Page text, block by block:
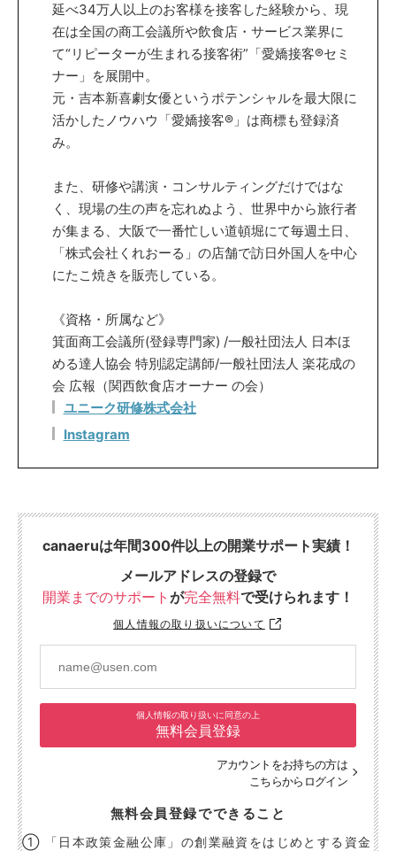
延べ34万人以上のお客様を接客した経験から、現
在は全国の商工会議所や飲食店・サービス業界に
て“リピーターが生まれる接客術”「愛嬌接客®セミ
ナー」を展開中。
元・吉本新喜劇女優というポテンシャルを最大限に
活かしたノウハウ「愛嬌接客®」は商標も登録済
み。
また、研修や講演・コンサルティングだけではな
く、現場の生の声を忘れぬよう、世界中から旅行者
が集まる、大阪で一番忙しい道頓堀にて毎週土日、
「株式会社くれおーる」の店舗で訪日外国人を中心
にたこ焼きを販売している。
《資格・所属など》
箕面商工会議所(登録専門家) /一般社団法人 日本ほ
める達人協会 特別認定講師/一般社団法人 楽花成の
会 広報（関西飲食店オーナー の会）
ユニーク研修株式会社
Instagram
canaeruは年間300件以上の開業サポート実績！
メールアドレスの登録で
開業までのサポート が完全無料で受けられます！
個人情報の取り扱いについて
個人情報の取り扱いに同意の上
無料会員登録
アカウントをお持ちの方は
こちらからログイン
無料会員登録でできること
① 「日本政策金融公庫」の創業融資をはじめとする資金